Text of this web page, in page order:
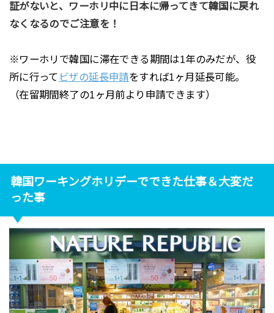
証がないと、ワーホリ中に日本に帰ってきて韓国に戻れ
なくなるのでご注意を！
※ワーホリで韓国に滞在できる期間は1年のみだが、役
所に行って ビザの延長申請をすれば1ヶ月延長可能。
（在留期間終了の1ヶ月前より申請できます）
韓国ワーキングホリデーでできた仕事＆大変だ
った事